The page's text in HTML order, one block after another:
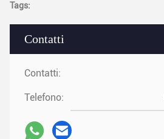
Contatti
Contatti:
Telefono:
Tags: